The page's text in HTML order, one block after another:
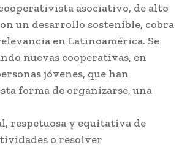
asociativo, de alto
un desarrollo sostenible, cobra
en Latinoamérica. Se
nuevas cooperativas, en
jóvenes, que han
forma de organizarse, una
respetuosa y equitativa de
o resolver